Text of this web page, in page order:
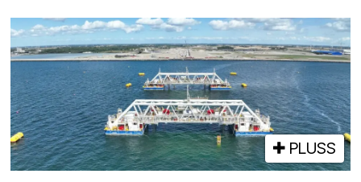
PLUSS